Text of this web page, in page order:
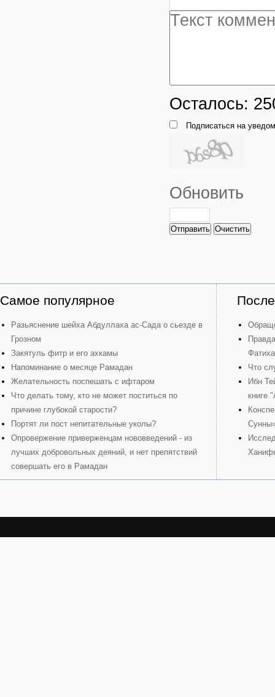
Осталось:
Подписаться на
Обновить
Отправить Очистить
Самое популярное
Разьяснение шейха Абдуллаха ас-Сада о сьезде в
Грозном
Закятуль фитр и его ахкамы
Напоминание о месяце Рамадан
Желательность поспешать с ифтаром
Что делать тому, кто не может поститься по
причине глубокой старости?
Портят ли пост непитательные уколы?
Опровержение приверженцам нововведений - из
лучших добровольных деяний, и нет препятствий
совершать его в Рамадан
Что
Ибн
книге